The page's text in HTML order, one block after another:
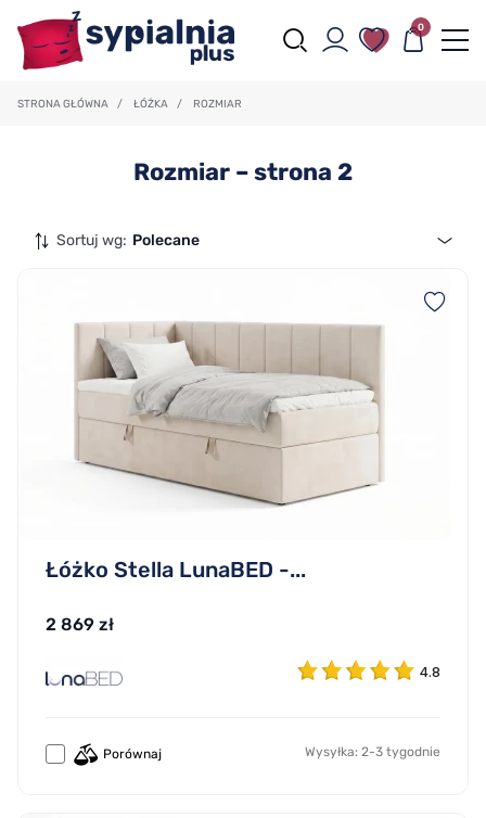
0
STRONA GŁÓWNA / ŁÓŻKA / ROZMIAR
Rozmiar – strona 2
Sortuj wg: Polecane
Łóżko Stella LunaBED -...
2 869 zł
4.8
Porównaj Wysyłka: 2-3 tygodnie